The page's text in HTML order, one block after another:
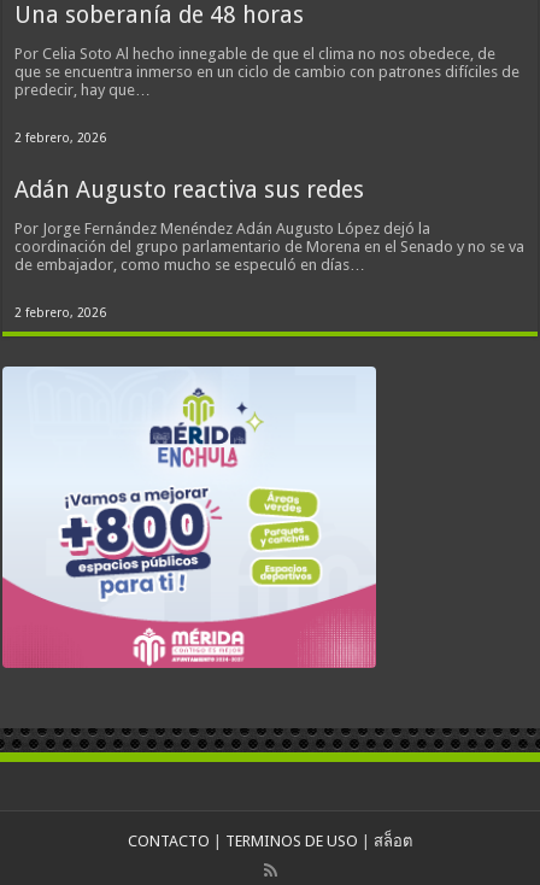
Una soberanía de 48 horas
Por Celia Soto Al hecho innegable de que el clima no nos obedece, de
que se encuentra inmerso en un ciclo de cambio con patrones difíciles de
predecir, hay que…
2 febrero, 2026
Adán Augusto reactiva sus redes
Por Jorge Fernández Menéndez Adán Augusto López dejó la
coordinación del grupo parlamentario de Morena en el Senado y no se va
de embajador, como mucho se especuló en días…
2 febrero, 2026
CONTACTO TERMINOS DE USO สล็อต